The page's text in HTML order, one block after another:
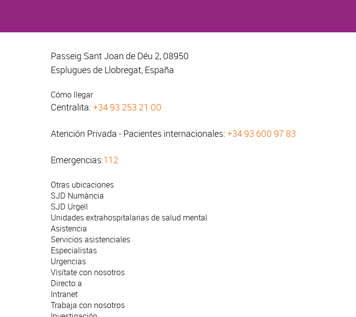
Passeig Sant Joan de Déu 2, 08950
Esplugues de Llobregat, España
Cómo llegar
Centralita: +34 93 253 21 00
Atención Privada - Pacientes internacionales: +34 93 600 97 83
Emergencias:112
Otras ubicaciones
SJD Numància
SJD Urgell
Unidades extrahospitalarias de salud mental
Asistencia
Servicios asistenciales
Especialistas
Urgencias
Visítate con nosotros
Directo a
Intranet
Trabaja con nosotros